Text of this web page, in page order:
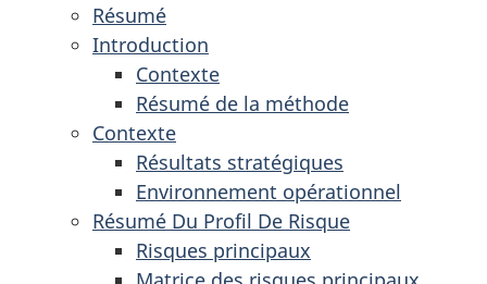
Résumé
Introduction
Contexte
Résumé de la méthode
Contexte
Résultats stratégiques
Environnement opérationnel
Résumé Du Profil De Risque
Risques principaux